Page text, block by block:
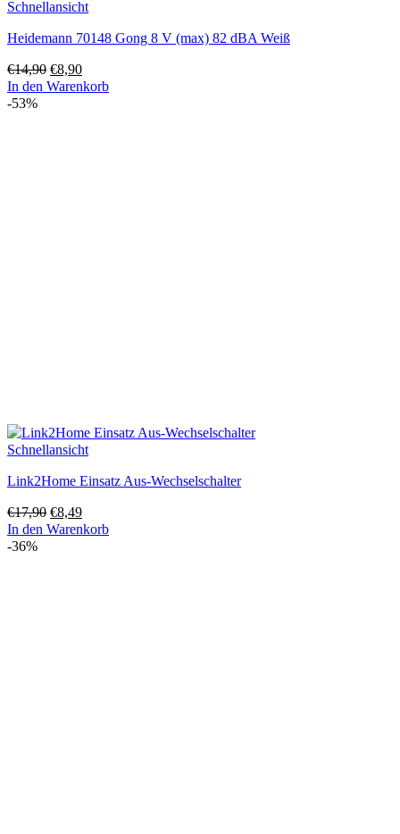
Schnellansicht
Heidemann 70148 Gong 8 V (max) 82 dBA Weiß
€14,90 Ursprünglicher
Preis
€8,90Aktueller
Preis
In den Warenkorb
-53%
Schnellansicht
Link2Home Einsatz Aus-Wechselschalter
€17,90 Ursprünglicher
Preis
€8,49Aktueller
Preis
In den Warenkorb
-36%